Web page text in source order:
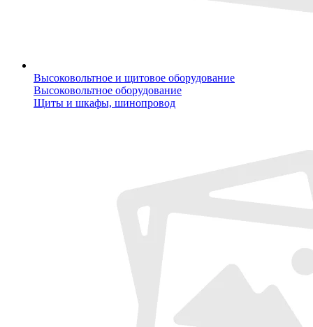
Высоковольтное и щитовое оборудование
Высоковольтное оборудование
Щиты и шкафы, шинопровод